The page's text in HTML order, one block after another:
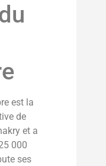
est la
de
et a
000
ses